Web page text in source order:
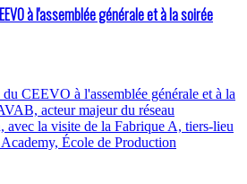
à l'assemblée générale et à la soirée